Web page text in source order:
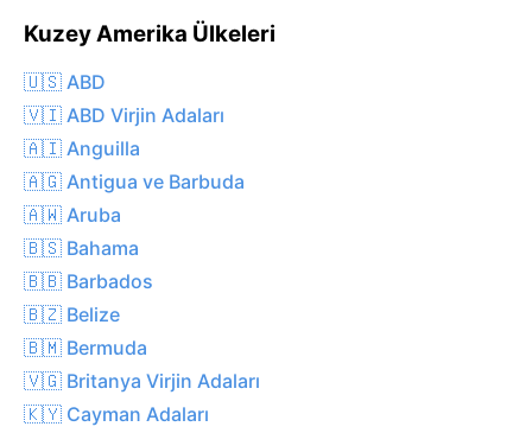
Kuzey Amerika Ülkeleri
🇺🇸 ABD
🇻🇮 ABD Virjin Adaları
🇦🇮 Anguilla
🇦🇬 Antigua ve Barbuda
🇦🇼 Aruba
🇧🇸 Bahama
🇧🇧 Barbados
🇧🇿 Belize
🇧🇲 Bermuda
🇻🇬 Britanya Virjin Adaları
🇰🇾 Cayman Adaları